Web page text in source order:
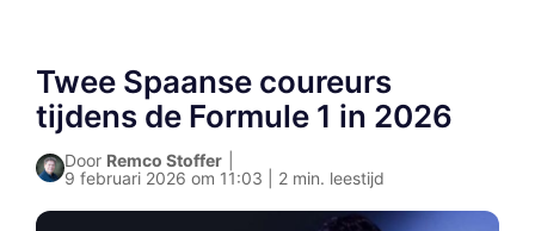
Twee Spaanse coureurs
tijdens de Formule 1 in 2026
Door Remco Stoffer
9 februari 2026 om 11:03 | 2 min. leestijd